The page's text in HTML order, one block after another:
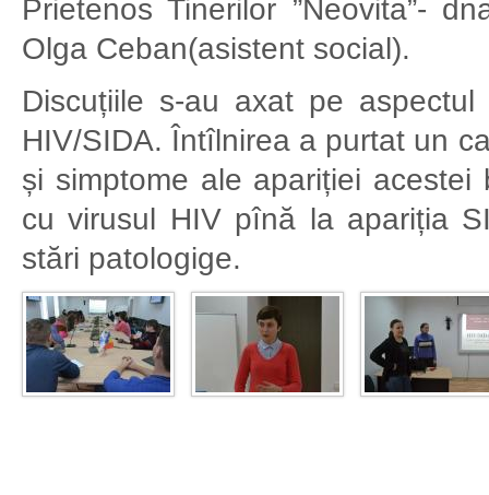
Prietenos Tinerilor ”Neovita”-
Olga Ceban(asistent social).
Discuțiile s-au axat pe
HIV/SIDA. Întîlnirea a purtat un
și simptome ale apariției
cu virusul HIV pînă la apariția
stări patologige.